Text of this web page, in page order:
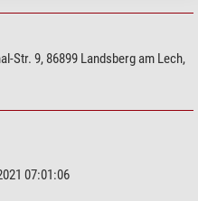
Str. 9, 86899 Landsberg am Lech,
07:01:06